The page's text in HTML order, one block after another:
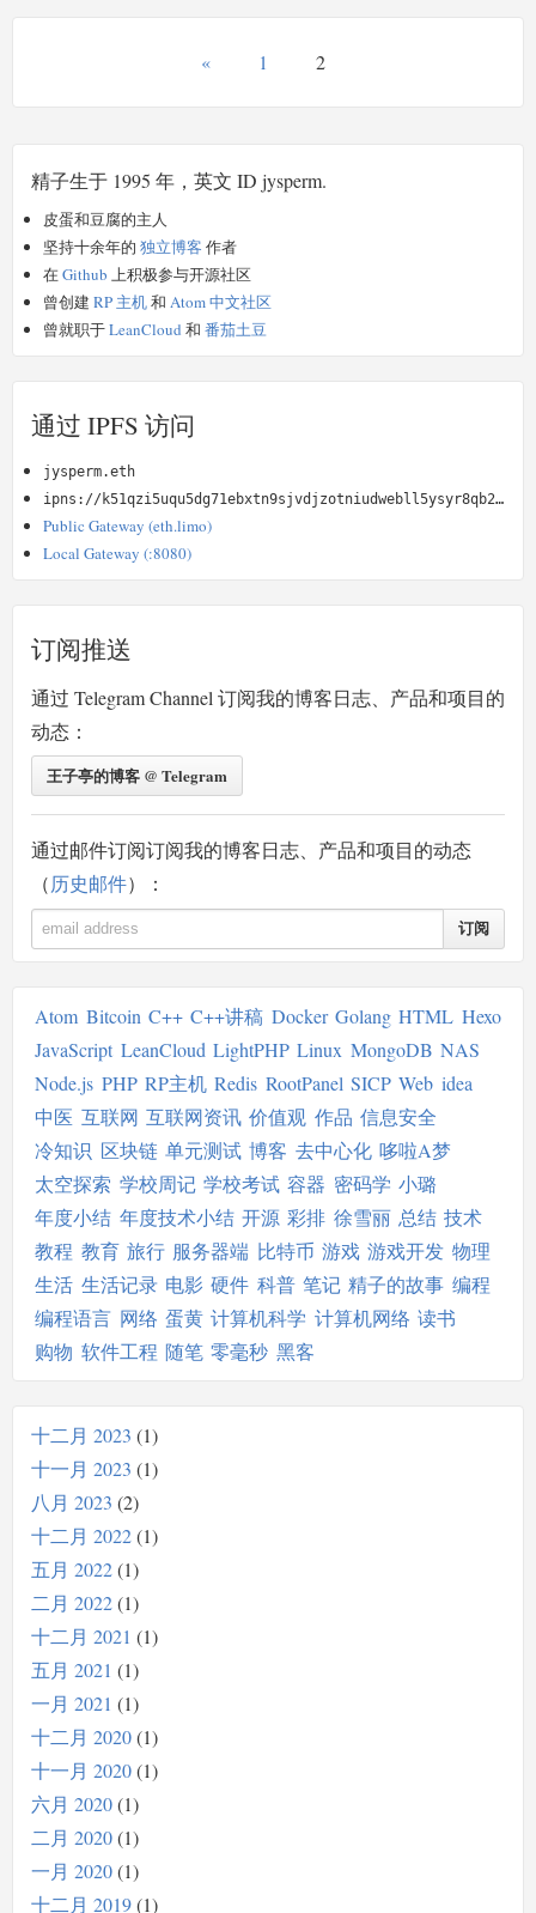
« 1 2
精子生于 1995 年，英文 ID jysperm.
皮蛋和豆腐的主人
坚持十余年的 独立博客 作者
在Github 上积极参与开源社区
曾创建 RP 主机和 Atom 中文社区
曾就职于LeanCloud 和 番茄土豆
通过 IPFS 访问
jysperm.eth
ipns://k51qzi5uqu5dg71ebxtn9sjvdjzotniudwebll5ysyr8qb2kz4oimyydvu9n5u
Public Gateway (eth.limo)
Local Gateway (:8080)
订阅推送
通过 Telegram Channel 订阅我的博客日志、产品和项目的
动态：
王子亭的博客 @ Telegram
通过邮件订阅订阅我的博客日志、产品和项目的动态
（历史邮件）：
订阅
Atom Bitcoin C++ C++讲稿 Docker Golang HTML Hexo
JavaScript LeanCloud LightPHP Linux MongoDB NAS
Node.js PHP RP主机 Redis RootPanel SICP Web idea
中医 互联网 互联网资讯 价值观 作品 信息安全
冷知识 区块链 单元测试 博客 去中心化 哆啦A梦
太空探索 学校周记 学校考试 容器 密码学 小璐
年度小结 年度技术小结 开源 彩排 徐雪丽 总结 技术
教程 教育 旅行 服务器端 比特币 游戏 游戏开发 物理
生活 生活记录 电影 硬件 科普 笔记 精子的故事 编程
编程语言 网络 蛋黄 计算机科学 计算机网络 读书
购物 软件工程 随笔 零毫秒 黑客
十二月 2023 1
十一月 2023 1
八月 2023 2
十二月 2022 1
五月 2022 1
二月 2022 1
十二月 2021
1
五月 2021
1
一月 2021
1
十二月 2020 1
十一月 2020 1
六月 2020 1
二月 2020 1
一月 2020 1
十二月 2019 1